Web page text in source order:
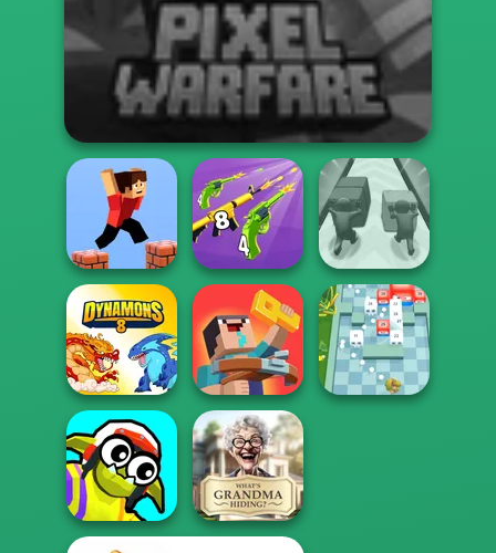
Parkour Block 3D
Merge 2048 Gun
Rush
Push The Colors
Dynamons 8
Noob: Zombie
Prison Escape